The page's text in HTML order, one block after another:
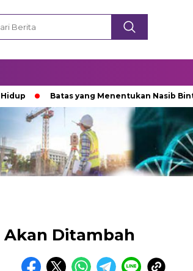
Batas yang Menentukan Nasib Bintang
Akan Ditambah